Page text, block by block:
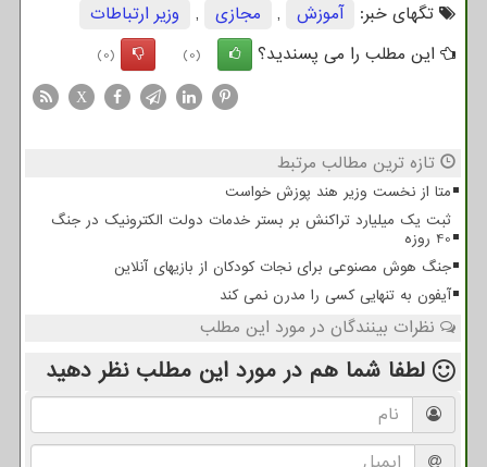
تگهای خبر:
آموزش , مجازی ,
وزیر ارتباطات
این مطلب را می پسندید؟
(0)
(0)
X
تازه ترین مطالب مرتبط
متا از نخست وزیر هند پوزش خواست
ثبت یک میلیارد تراکنش بر بستر خدمات دولت الکترونیک در جنگ
40 روزه
جنگ هوش مصنوعی برای نجات کودکان از بازیهای آنلاین
آیفون به تنهایی کسی را مدرن نمی کند
نظرات بینندگان در مورد این مطلب
لطفا شما هم در مورد این مطلب نظر دهید